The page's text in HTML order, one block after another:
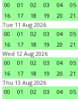
00
01 02 03 04 05
16
17 18 19 20 21
Tue 11 Aug 2026
00
01 02 03 04 05
16
17 18 19 20 21
Wed 12 Aug 2026
00
01 02 03 04 05
16
17 18 19 20 21
Thu 13 Aug 2026
00
01 02 03 04 05